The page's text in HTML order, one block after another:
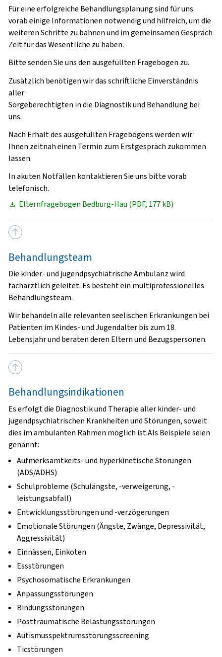
Für eine erfolgreiche Behandlungsplanung sind für uns
vorab einige Informationen notwendig und hilfreich, um die
weiteren Schritte zu bahnen und im gemeinsamen Gespräch
Zeit für das Wesentliche zu haben.
Bitte senden Sie uns den ausgefüllten Fragebogen zu.
Zusätzlich benötigen wir das schriftliche Einverständnis
aller
Sorgeberechtigten in die Diagnostik und Behandlung bei
uns.
Nach Erhalt des ausgefüllten Fragebogens werden wir
Ihnen zeitnah einen Termin zum Erstgespräch zukommen
lassen.
Inakuten Notfällen kontaktieren Sie uns bitte vorab
telefonisch.
Elternfragebogen Bedburg-Hau (PDF, 177 kB)
Behandlungsteam
Die kinder- und jugendpsychiatrische Ambulanz wird
fachärztlich geleitet. Es besteht ein multiprofessionelles
Behandlungsteam.
Wir behandeln alle relevanten seelischen Erkrankungen bei
Patienten im Kindes- und Jugendalter bis zum 18.
Lebensjahr und beraten deren Eltern und Bezugspersonen.
Behandlungsindikationen
Es erfolgt die Diagnostik und Therapie aller kinder- und
jugendpsychiatrischen Krankheiten und Störungen, soweit
dies im ambulanten Rahmen möglich ist.Als Beispiele seien
genannt:
Aufmerksamtkeits- und hyperkinetische Störungen
(ADS/ADHS)
Schulprobleme (Schulängste, -verweigerung, -
leistungsabfall)
Entwicklungsstörungen und -verzögerungen
Emotionale Störungen (Ängste, Zwänge, Depressivität,
Aggressivität)
Einnässen, Einkoten
Essstörungen
Psychosomatische Erkrankungen
Anpassungsstörungen
Bindungsstörungen
Posttraumatische Belastungsstörungen
Autismusspektrumsstörungsscreening
Ticstörungen